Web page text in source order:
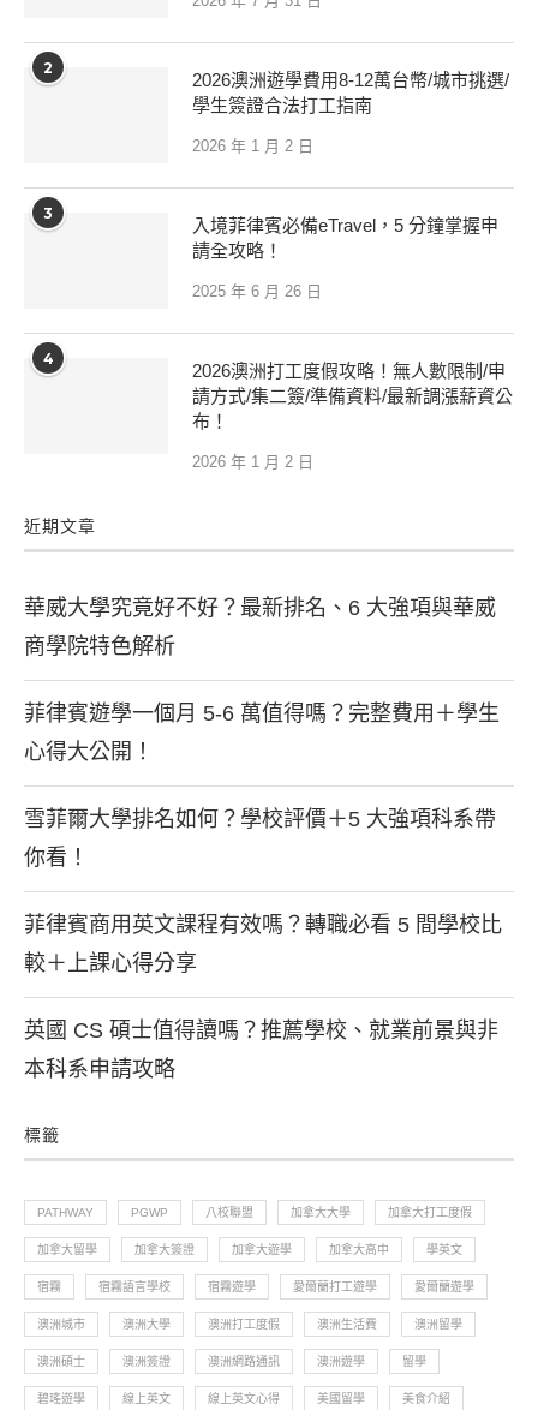
2
2026澳洲遊學費用8-12萬台幣/城市挑選/
學生簽證合法打工指南
2026 年 1 月 2 日
3
入境菲律賓必備eTravel，5 分鐘掌握申
請全攻略！
2025 年 6 月 26 日
4
2026澳洲打工度假攻略！無人數限制/申
請方式/集二簽/準備資料/最新調漲薪資公
布！
2026 年 1 月 2 日
近期文章
華威大學究竟好不好？最新排名、6 大強項與華威
商學院特色解析
菲律賓遊學一個月 5-6 萬值得嗎？完整費用＋學生
心得大公開！
雪菲爾大學排名如何？學校評價＋5 大強項科系帶
你看！
菲律賓商用英文課程有效嗎？轉職必看 5 間學校比
較＋上課心得分享
英國 CS 碩士值得讀嗎？推薦學校、就業前景與非
本科系申請攻略
標籤
PATHWAY PGWP 八校聯盟 加拿大大學 加拿大打工度假
加拿大留學 加拿大簽證 加拿大遊學 加拿大高中 學英文
宿霧 宿霧語言學校 宿霧遊學 愛爾蘭打工遊學 愛爾蘭遊學
澳洲城市 澳洲大學 澳洲打工度假 澳洲生活費 澳洲留學
澳洲碩士 澳洲簽證 澳洲網路通訊 澳洲遊學 留學
碧瑤遊學 線上英文 線上英文心得 美國留學 美食介紹